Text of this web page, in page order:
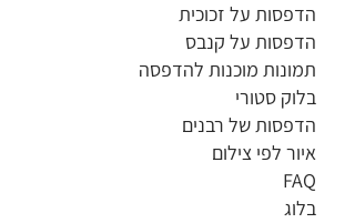
הדפסות על זכוכית
הדפסות על קנבס
תמונות מוכנות להדפסה
בלוק סטורי
הדפסות של רבנים
איור לפי צילום
FAQ
בלוג